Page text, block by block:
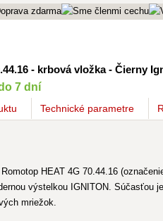
- krbová vložka - Čierny
7 dní
Technické parametre
HEAT 4G 70.44.16
výstelkou IGNITON. Súčasťou
mriežok.